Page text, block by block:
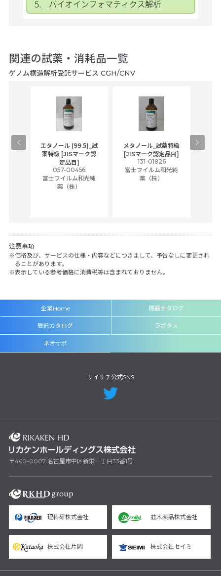
関連の試薬・消耗品一覧
ゲノム構造解析受託サービス CGH/CNV
エタノール (99.5)_試
薬特級 [JISマーク認
定品目]
057-00456
富士フイルム和光純
薬（株）
メタノール_試薬特級
[JISマーク認定品目]
131-01826
富士フイルム和光純
薬（株）
注意事項
価格及び、サービスの仕様・内容などにつきまして、予告なしに変更され
ることがあります。
表示している参考価格に消費税等は含まれておりません。
企業Home 機器カタログ
受託カタログ ラボタス
ネオサポ
サイサチ公式SNS
〒460-0007 名古屋市中区新栄一丁目33番1号
理科研株式会社 並木薬品株式会社
株式会社片岡 株式会社セイミ